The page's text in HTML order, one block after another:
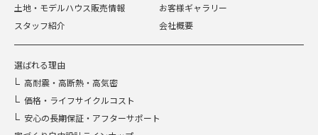
土地・モデルハウス販売情報
お客様ギャラリー
スタッフ紹介
会社概要
選ばれる理由
高耐震・高断熱・高気密
価格・ライフサイクルコスト
安心の長期保証・アフターサポート